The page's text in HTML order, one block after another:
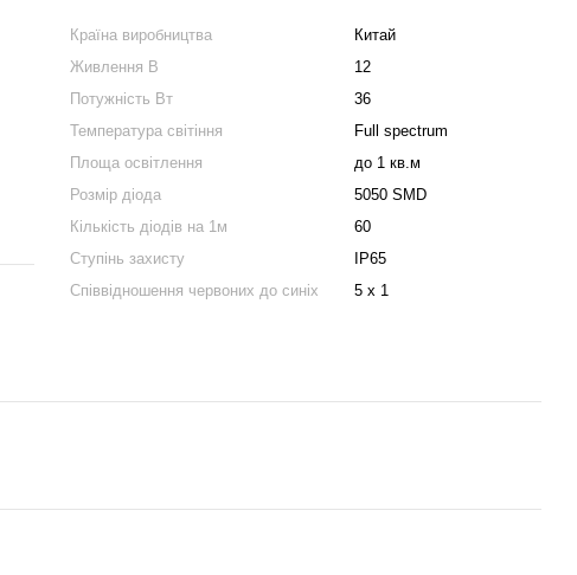
Країна виробництва
Китай
Живлення В
12
Потужність Вт
36
Температура світіння
Full spectrum
Площа освітлення
до 1 кв.м
Розмір діода
5050 SMD
Кількість діодів на 1м
60
Ступінь захисту
IP65
Співвідношення червоних до синіх
5 х 1